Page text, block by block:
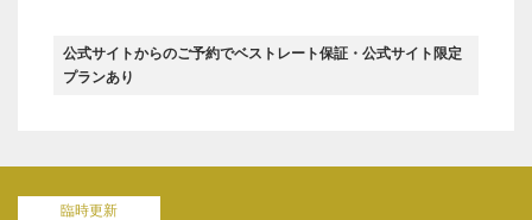
公式サイトからのご予約でベストレート保証・公式サイト限定
プランあり
臨時更新